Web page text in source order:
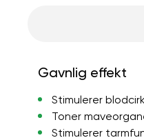
Gavnlig effekt
Stimulerer
Toner
Stimulerer